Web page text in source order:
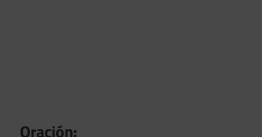
Oración: